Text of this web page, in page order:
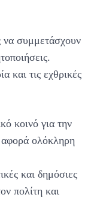
να συμμετάσχουν
και τις εχθρικές
κοινό για την
ολόκληρη
και δημόσιες
πολίτη και